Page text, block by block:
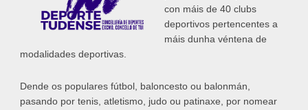
con máis de 40 clubs
deportivos pertencentes a
máis dunha véntena de
modalidades deportivas.
Dende os populares fútbol, baloncesto ou balonmán,
pasando por tenis, atletismo, judo ou patinaxe, por nomear